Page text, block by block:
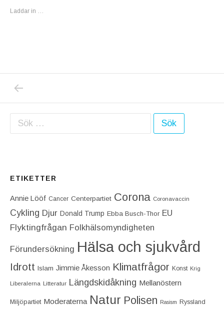
Laddar in …
Inläggsnavigering
Sök efter:
ETIKETTER
Annie Lööf Cancer Centerpartiet‎ Corona Coronavaccin
Cykling Djur Donald Trump Ebba Busch-Thor EU
Flyktingfrågan Folkhälsomyndigheten
Förundersökning Hälsa och sjukvård
Idrott Islam Jimmie Åkesson Klimatfrågor Konst Krig
Liberalerna Litteratur Längdskidåkning Mellanöstern
Miljöpartiet Moderaterna Natur Polisen Rasism Ryssland